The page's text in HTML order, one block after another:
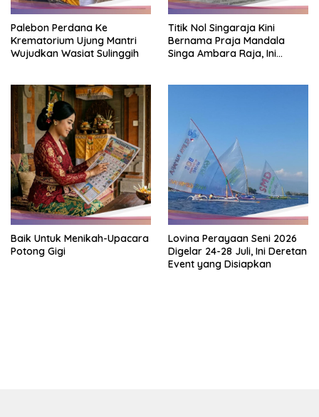
Palebon Perdana Ke
Krematorium Ujung Mantri
Wujudkan Wasiat Sulinggih
Titik Nol Singaraja Kini
Bernama Praja Mandala
Singa Ambara Raja, Ini
Baik Untuk Menikah-Upacara
Potong Gigi
Lovina Perayaan Seni 2026
Digelar 24-28 Juli, Ini Deretan
Event yang Disiapkan